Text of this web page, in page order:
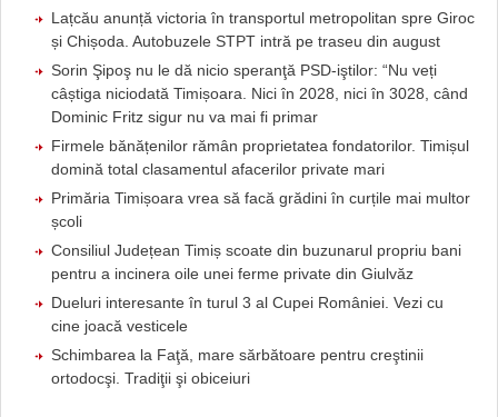
Lațcău anunță victoria în transportul metropolitan spre Giroc
și Chișoda. Autobuzele STPT intră pe traseu din august
Sorin Şipoş nu le dă nicio speranţă PSD-iştilor: “Nu veți
câștiga niciodată Timișoara. Nici în 2028, nici în 3028, când
Dominic Fritz sigur nu va mai fi primar
Firmele bănățenilor rămân proprietatea fondatorilor. Timișul
domină total clasamentul afacerilor private mari
Primăria Timișoara vrea să facă grădini în curțile mai multor
școli
Consiliul Județean Timiș scoate din buzunarul propriu bani
pentru a incinera oile unei ferme private din Giulvăz
Dueluri interesante în turul 3 al Cupei României. Vezi cu
cine joacă vesticele
Schimbarea la Faţă, mare sărbătoare pentru creştinii
ortodocşi. Tradiţii şi obiceiuri